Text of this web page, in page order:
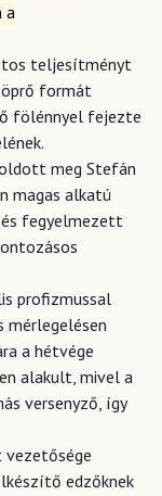
a
teljesítményt
formát
fölénnyel fejezte
meg Stefán
magas alkatú
fegyelmezett
profizmussal
mérlegelésen
a hétvége
alakult, mivel a
versenyző, így
vezetősége
edzőknek